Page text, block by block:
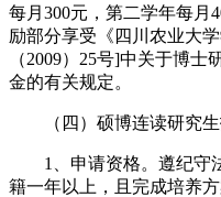
每月300元，第二学年每月
励部分享受《四川农业大
（2009）25号]中关于博
金的有关规定。
（四）硕博连读研究生
1、申请资格。遵纪守
籍一年以上，且完成培养